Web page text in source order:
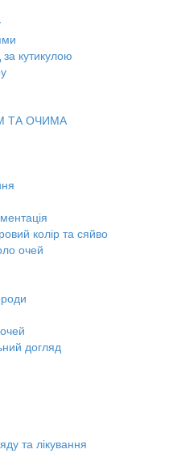
кутикулою
ТА ОЧИМА
колір та сяйво
очей
догляд
та лікування